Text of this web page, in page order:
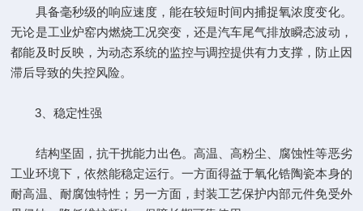
具备毫秒级的响应速度，能在较短时间内捕捉氧浓度变化。
无论是工业炉窑内燃烧工况突变，还是汽车尾气排放瞬态波动，
都能及时反映，为动态系统的监控与调控提供有力支撑，防止因
滞后导致的失控风险。
3、稳定性强
结构坚固，抗干扰能力出色。高温、高粉尘、腐蚀性等恶劣
工业环境下，依然能稳定运行。一方面得益于氧化锆陶瓷本身的
耐高温、耐腐蚀特性；另一方面，封装工艺保护内部元件免受外